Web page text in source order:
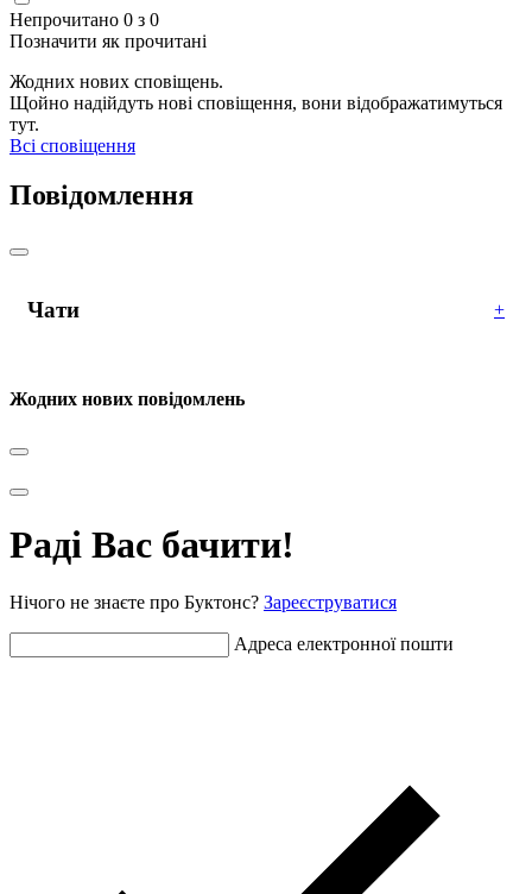
Непрочитано 0 з 0
Позначити як прочитані
Жодних нових сповіщень.
Щойно надійдуть нові сповіщення, вони відображатимуться
тут.
Всі сповіщення
Повідомлення
Чати +
Жодних нових повідомлень
Раді Вас бачити!
Нічого не знаєте про Буктонс? Зареєструватися
Адреса електронної пошти